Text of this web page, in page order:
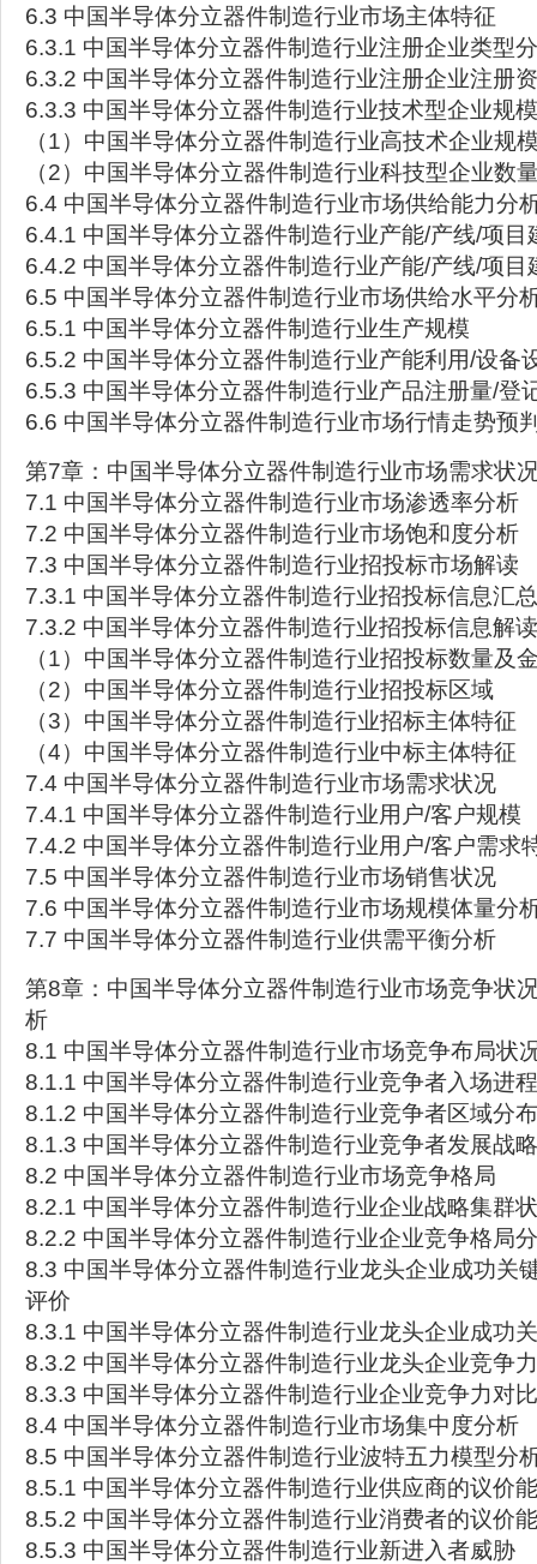
6.3 中国半导体分立器件制造行业市场主体特征
6.3.1 中国半导体分立器件制造行业注册企业类型
6.3.2 中国半导体分立器件制造行业注册企业注册
6.3.3 中国半导体分立器件制造行业技术型企业规
（1）中国半导体分立器件制造行业高技术企业规
（2）中国半导体分立器件制造行业科技型企业数
6.4 中国半导体分立器件制造行业市场供给能力分
6.4.1 中国半导体分立器件制造行业产能/产线/项目
6.4.2 中国半导体分立器件制造行业产能/产线/项目
6.5 中国半导体分立器件制造行业市场供给水平分
6.5.1 中国半导体分立器件制造行业生产规模
6.5.2 中国半导体分立器件制造行业产能利用/设备
6.5.3 中国半导体分立器件制造行业产品注册量/登
6.6 中国半导体分立器件制造行业市场行情走势预
第7章：中国半导体分立器件制造行业市场需求状
7.1 中国半导体分立器件制造行业市场渗透率分析
7.2 中国半导体分立器件制造行业市场饱和度分析
7.3 中国半导体分立器件制造行业招投标市场解读
7.3.1 中国半导体分立器件制造行业招投标信息汇总
7.3.2 中国半导体分立器件制造行业招投标信息解读
（1）中国半导体分立器件制造行业招投标数量及
（2）中国半导体分立器件制造行业招投标区域
（3）中国半导体分立器件制造行业招标主体特征
（4）中国半导体分立器件制造行业中标主体特征
7.4 中国半导体分立器件制造行业市场需求状况
7.4.1 中国半导体分立器件制造行业用户/客户规模
7.4.2 中国半导体分立器件制造行业用户/客户需求
7.5 中国半导体分立器件制造行业市场销售状况
7.6 中国半导体分立器件制造行业市场规模体量分
7.7 中国半导体分立器件制造行业供需平衡分析
第8章：中国半导体分立器件制造行业市场竞争状
析
8.1 中国半导体分立器件制造行业市场竞争布局状
8.1.1 中国半导体分立器件制造行业竞争者入场进程
8.1.2 中国半导体分立器件制造行业竞争者区域分
8.1.3 中国半导体分立器件制造行业竞争者发展战
8.2 中国半导体分立器件制造行业市场竞争格局
8.2.1 中国半导体分立器件制造行业企业战略集群
8.2.2 中国半导体分立器件制造行业企业竞争格局
8.3 中国半导体分立器件制造行业龙头企业成功关
评价
8.3.1 中国半导体分立器件制造行业龙头企业成功
8.3.2 中国半导体分立器件制造行业龙头企业竞争
8.3.3 中国半导体分立器件制造行业企业竞争力对
8.4 中国半导体分立器件制造行业市场集中度分析
8.5 中国半导体分立器件制造行业波特五力模型分
8.5.1 中国半导体分立器件制造行业供应商的议价
8.5.2 中国半导体分立器件制造行业消费者的议价
8.5.3 中国半导体分立器件制造行业新进入者威胁